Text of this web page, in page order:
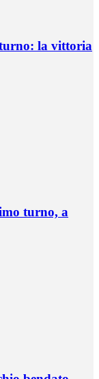
la vittoria
turno, a